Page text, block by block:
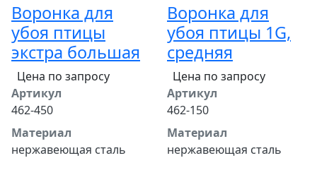
Воронка для
убоя птицы
экстра большая
Цена по запросу
Артикул
462-450
Материал
нержавеющая сталь
Воронка для
убоя птицы 1G,
средняя
Цена по запросу
Артикул
462-150
Материал
нержавеющая сталь